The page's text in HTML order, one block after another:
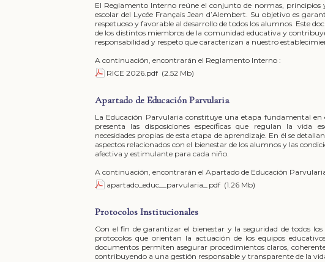
El Reglamento Interno reúne el conjunto de normas,
escolar del Lycée Français Jean d’Alembert. Su objetivo es
respetuoso y favorable al desarrollo de todos los alumnos. Este
de los distintos miembros de la comunidad educativa y
responsabilidad y respeto que caracterizan a nuestro
A continuación, encontrarán el Reglamento Interno :
RICE 2026.pdf (2.52 Mb)
Apartado de Educación Parvularia
La Educación Parvularia constituye una etapa fundamental en
presenta las disposiciones específicas que regulan la vida
necesidades propias de esta etapa de aprendizaje. En él se
aspectos relacionados con el bienestar de los alumnos y las
afectiva y estimulante para cada niño.
A continuación, encontrarán el Apartado de Educación
apartado_educ__parvularia_.pdf (1.26 Mb)
Protocolos Institucionales
Con el fin de garantizar el bienestar y la seguridad de todos los
protocolos que orientan la actuación de los equipos
documentos permiten asegurar procedimientos claros,
contribuyendo a una gestión responsable y transparente de la